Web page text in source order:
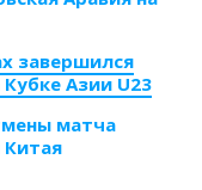
завершился
Азии U23
матча